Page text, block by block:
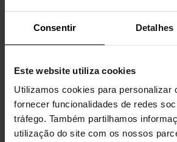
Consentir Detalhes
Este website utiliza cookies
Utilizamos cookies para personalizar
fornecer funcionalidades de redes
tráfego. Também partilhamos
utilização do site com os nossos
Precisa de ajuda?
de Serviço de Apoio ao
DETALHES